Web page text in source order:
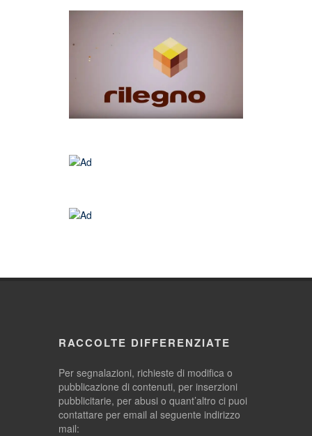
RACCOLTE DIFFERENZIATE
Per segnalazioni, richieste di modifica o
pubblicazione di contenuti, per inserzioni
pubblicitarie, per abusi o quant’altro ci puoi
contattare per email al seguente indirizzo
mail: